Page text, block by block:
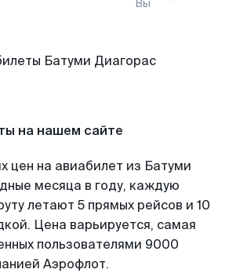
Вы
на нашем сайте
цен на авиабилет из Батуми
месяца в году, каждую
летают 5 прямых рейсов и 10
Цена варьируется, самая
пользователями 9000
Аэрофлот.